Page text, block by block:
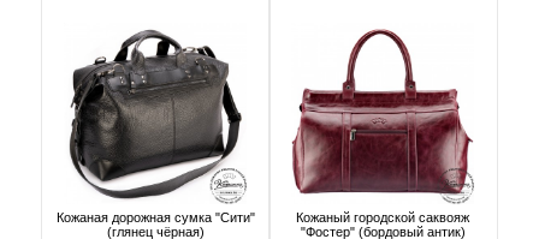
Кожаная дорожная сумка "Сити"
(глянец чёрная)
Кожаный городской саквояж
"Фостер" (бордовый антик)